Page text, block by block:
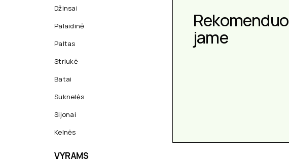
Džinsai
Palaidinė
Paltas
Striukė
Batai
Suknelės
Sijonai
Kelnės
VYRAMS
Rekomenduo
jame